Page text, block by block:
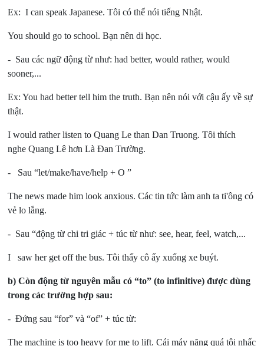
Ex: I can speak Japanese.Tôi có thể nói tiếng Nhật.
You should go to school. Bạn nên di học.
- Sau các ngữ động từ như: had better, would rather, would
sooner,...
Ex: You had better tell him the truth.Bạn nên nói với cậu ấy về sự
thật.
I would rather listen to Quang Le than Dan Truong. Tôi thích
nghe Quang Lê hơn Là Đan Trường.
- Sau “let/make/have/help + O ”
The news made him look anxious.Các tin tức làm anh ta ti'ông có
vẻ lo lắng.
- Sau “động từ chi tri giác + túc từ như: see, hear, feel, watch,...
I saw her get off the bus.Tôi thấy cô ấy xuống xe buýt.
b)Còn động từ nguyên mẫu có “to” (to infinitive) được dùng
trong các trường hợp sau:
- Đứng sau “for” và “of” + túc từ:
The machine is too heavy for me to lift.Cái máy nặng quá tôi nhấc